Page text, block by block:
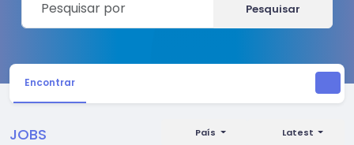
Pesquisar
Encontrar
JOBS Latest
País